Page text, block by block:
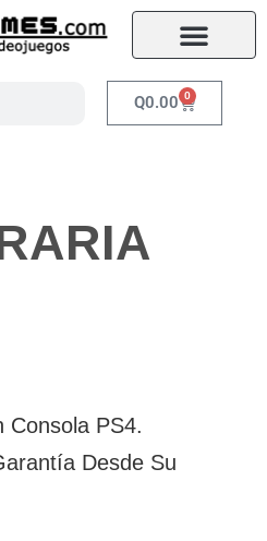
Q0.00 0
Consola PS4.
Desde Su